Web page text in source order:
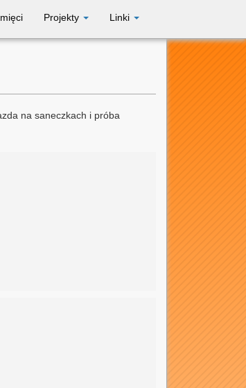
Projekty Linki
na saneczkach i próba